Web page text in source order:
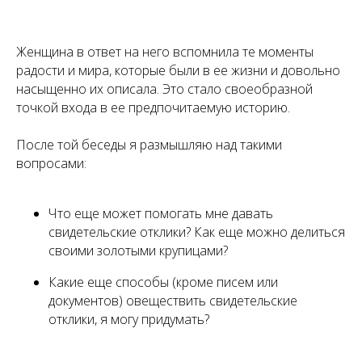
Женщина в ответ на него вспомнила те моменты
радости и мира, которые были в ее жизни и довольно
насыщенно их описала. Это стало своеобразной
точкой входа в ее предпочитаемую историю.
После той беседы я размышляю над такими
вопросами:
Что еще может помогать мне давать
свидетельские отклики? Как еще можно делиться
своими золотыми крупицами?
Какие еще способы (кроме писем или
документов) овеществить свидетельские
отклики, я могу придумать?